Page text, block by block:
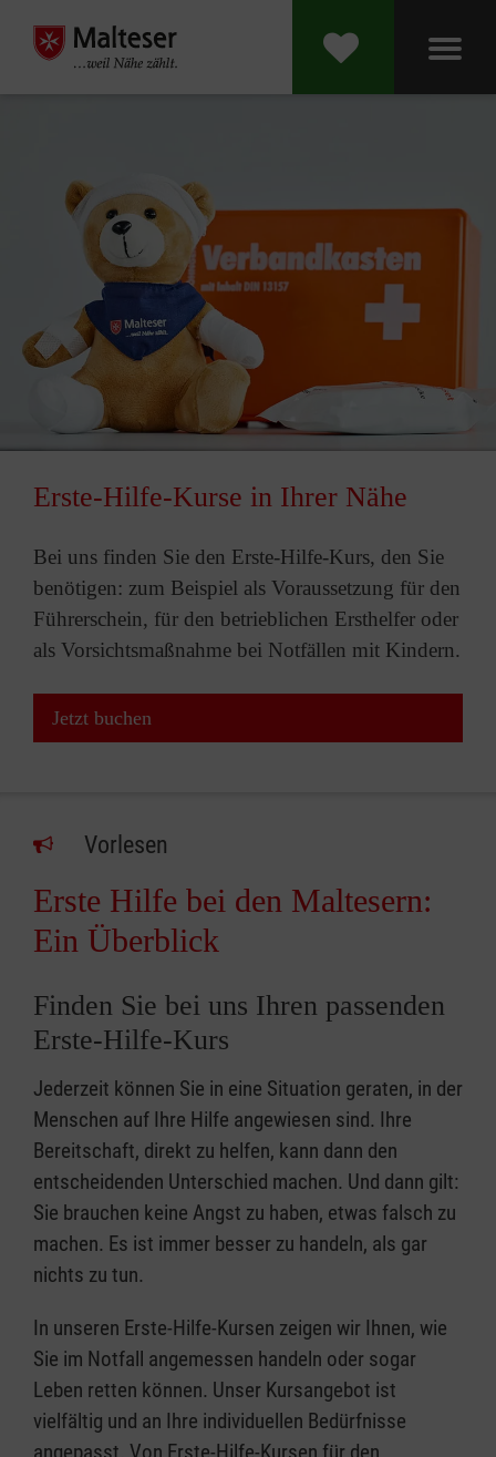
Erste-Hilfe-Kurse in Ihrer Nähe
Bei uns finden Sie den Erste-Hilfe-Kurs, den Sie
benötigen: zum Beispiel als Voraussetzung für den
Führerschein, für den betrieblichen Ersthelfer oder
als Vorsichtsmaßnahme bei Notfällen mit Kindern.
Jetzt buchen
Vorlesen
Erste Hilfe bei den Maltesern:
Ein Überblick
Finden Sie bei uns Ihren passenden
Erste-Hilfe-Kurs
Jederzeit können Sie in eine Situation geraten, in der
Menschen auf Ihre Hilfe angewiesen sind. Ihre
Bereitschaft, direkt zu helfen, kann dann den
entscheidenden Unterschied machen. Und dann gilt:
Sie brauchen keine Angst zu haben, etwas falsch zu
machen. Es ist immer besser zu handeln, als gar
nichts zu tun.
In unseren Erste-Hilfe-Kursen zeigen wir Ihnen, wie
Sie im Notfall angemessen handeln oder sogar
Leben retten können. Unser Kursangebot ist
vielfältig und an Ihre individuellen Bedürfnisse